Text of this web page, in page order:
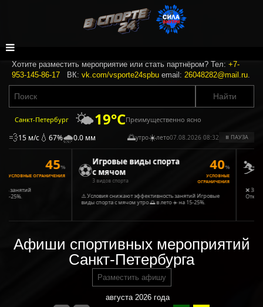
Хотите разместить мероприятие или стать партнёром? Тел: +7-
953-145-86-17 ВК: vk.com/vsporte24spbu email: 26048282@mail.ru.
Санкт-Петербург 🌤️19°CПреимущественно ясно
💨15 м/с 💧 67%🌧️0.0 мм 🌅утро☀️лето07.08.2026 08:32 ⏸ ПАУЗА
45%
УСЛОВНЫЕ ОГРАНИЧЕНИЯ
занятий
25%.
⚽Игровые виды спорта
с мячом
3 видов спорта
40%
УСЛОВНЫЕ
ОГРАНИЧЕНИЯ
⚠️ Условия снижают эффективность занятий Игровые
виды спорта с мячом утро 🌅 в лето ☀️ на 15-25%.
⛷️3
❌
Афиши спортивных мероприятий
Санкт-Петербурга
Разместить афишу
августа 2026 года